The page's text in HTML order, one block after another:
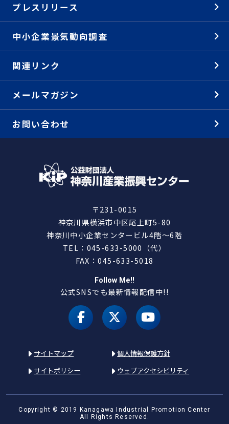
プレスリリース
中小企業景気動向調査
関連リンク
メールマガジン
お問い合わせ
〒231-0015
神奈川県横浜市中区尾上町5-80
神奈川中小企業センタービル4階～6階
TEL：045-633-5000（代）
FAX：045-633-5018
Follow Me!!
公式SNSでも最新情報配信中!!
facebookX（旧 twitter）
youtube
サイトマップ
個人情報保護方針
サイトポリシー
ウェブアクセシビリティ
Copyright © 2019 Kanagawa Industrial Promotion Center
All Rights Reserved.